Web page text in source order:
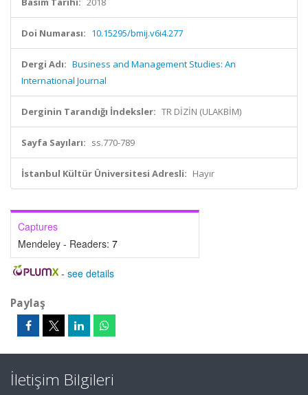
Doi Numarası: 10.15295/bmij.v6i4.277
Dergi Adı: Business and Management Studies: An
International Journal
Derginin Tarandığı İndeksler: TR DİZİN (ULAKBİM)
Sayfa Sayıları: ss.770-789
İstanbul Kültür Üniversitesi Adresli: Hayır
Captures
Mendeley - Readers: 7
- see details
Paylaş
İletişim Bilgileri